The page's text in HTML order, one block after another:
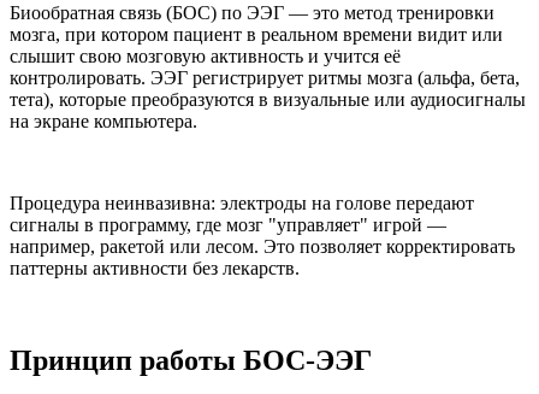
Биообратная связь (БОС) по ЭЭГ — это метод тренировки
мозга, при котором пациент в реальном времени видит или
слышит свою мозговую активность и учится её
контролировать. ЭЭГ регистрирует ритмы мозга (альфа, бета,
тета), которые преобразуются в визуальные или аудиосигналы
на экране компьютера.​
Процедура неинвазивна: электроды на голове передают
сигналы в программу, где мозг "управляет" игрой —
например, ракетой или лесом. Это позволяет корректировать
паттерны активности без лекарств.​
Принцип работы БОС-ЭЭГ